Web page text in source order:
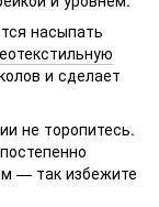
насыпать
и сделает
не торопитесь.
— так избежите